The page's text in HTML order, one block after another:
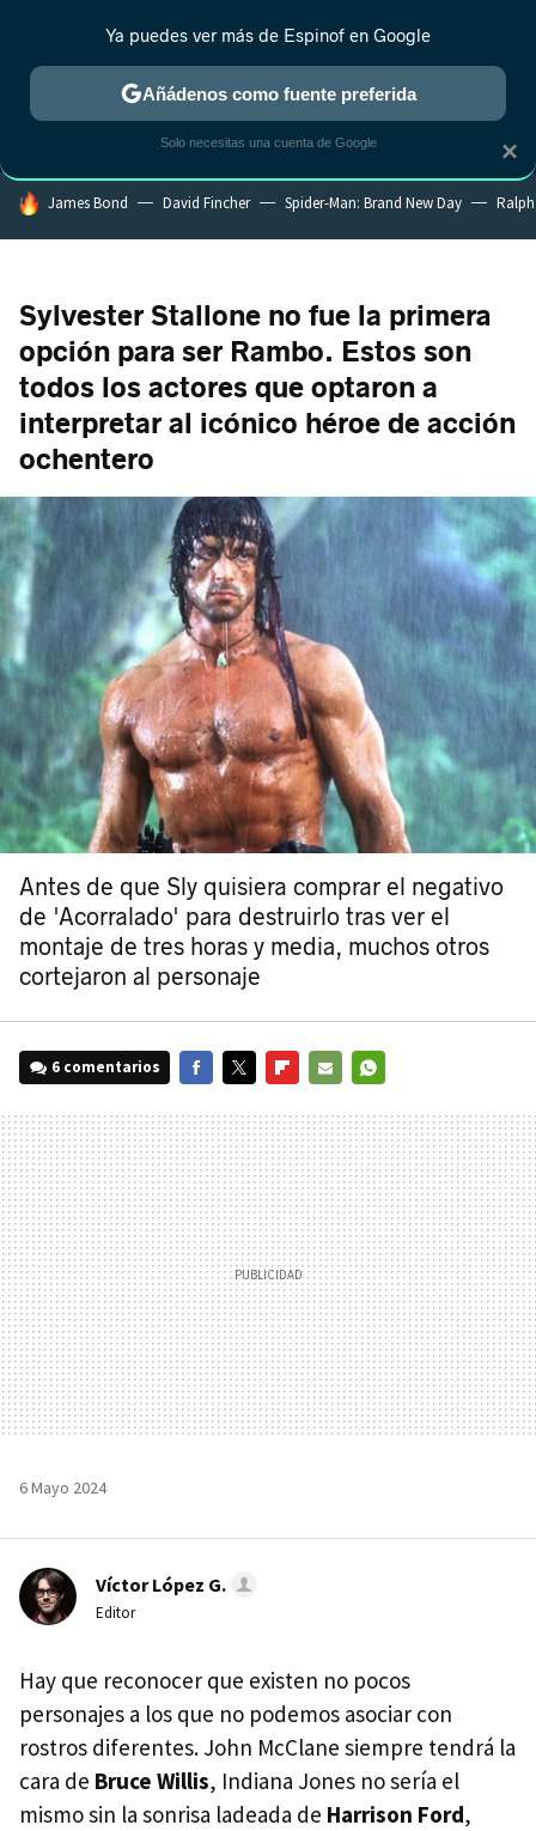
MENÚ NUEVO
ESTRENOS REALITY ANIME RANKINGS CINE
HOY SE HABLA DE
James Bond David Fincher Spider-Man: Brand New Day
Sylvester Stallone no fue la primera
opción para ser Rambo. Estos son
todos los actores que optaron a
interpretar al icónico héroe de acción
ochentero
Antes de que Sly quisiera comprar el negativo
de 'Acorralado' para destruirlo tras ver el
montaje de tres horas y media, muchos otros
cortejaron al personaje
6 comentarios
MAIL
6 Mayo 2024
Víctor López G.
Editor
Hay que reconocer que existen no pocos
personajes a los que no podemos asociar con
rostros diferentes. John McClane siempre tendrá la
cara de Bruce Willis, Indiana Jones no sería el
mismo sin la sonrisa ladeada de Harrison Ford,
×
Ya puedes ver más de Espinof en Google
Añádenos como fuente preferida
Solo necesitas una cuenta de Google